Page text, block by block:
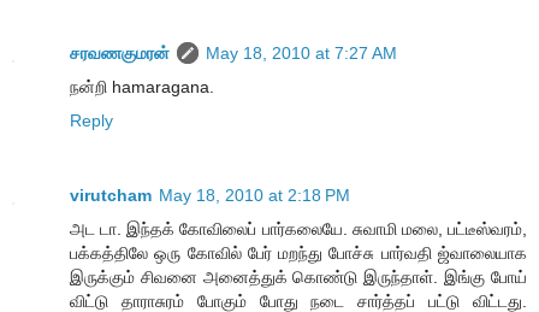
சரவணகுமரன்
May 18, 2010 at 7:27 AM
நன்றி hamaragana.
Reply
virutcham May 18, 2010 at 2:18 PM
அட டா. இந்தக் கோவிலைப் பார்கலையே. சுவாமி மலை, பட்டீஸ்வரம்,
பக்கத்திலே ஒரு கோவில் பேர் மறந்து போச்சு பார்வதி ஜ்வாலையாக
இருக்கும் சிவனை அனைத்துக் கொண்டு இருந்தாள். இங்கு போய்
விட்டு தாராசுரம் போகும் போது நடை சார்த்தப் பட்டு விட்டது.